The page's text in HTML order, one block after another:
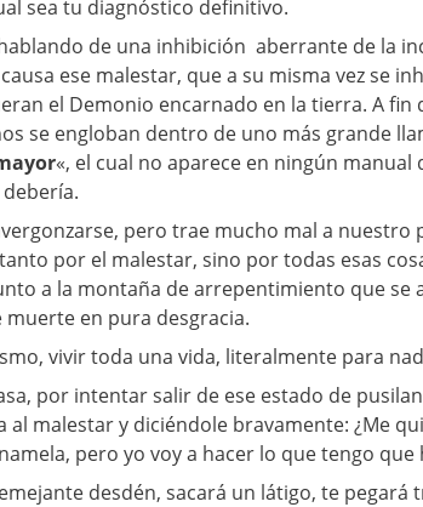
sea tu diagnóstico definitivo.
de una inhibición aberrante de la
ese malestar, que a su misma vez se
el Demonio encarnado en la tierra. A fin
se engloban dentro de uno más grande
«, el cual no aparece en ningún manual
pero trae mucho mal a nuestro
por el malestar, sino por todas esas
a la montaña de arrepentimiento que se
en pura desgracia.
vivir toda una vida, literalmente para
por intentar salir de ese estado de
al malestar y diciéndole bravamente: ¿Me
pero yo voy a hacer lo que tengo que
desdén, sacará un látigo, te pegará